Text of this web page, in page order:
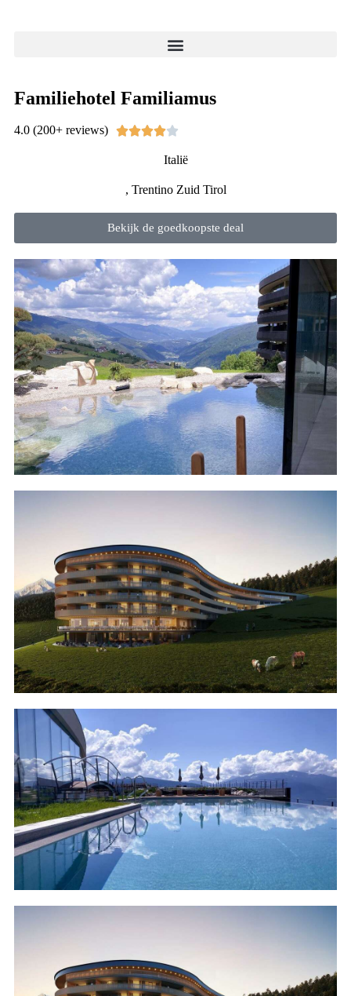
Familiehotel Familiamus
4.0 (200+ reviews) 
Italië
, Trentino Zuid Tirol
Bekijk de goedkoopste deal